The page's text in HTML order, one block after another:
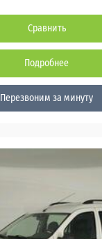
Сравнить
Подробнее
Перезвоним за минуту